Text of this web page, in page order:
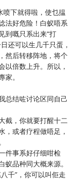
喷下就得啦，使乜揾
法好危险！白蚁唔系
到嘅只系出来“打
还可以生几千只蛋，
然后转移阵地，将个
以倍数上升。所以，
家。
总结咗讨论区同自己
截，你就要打醒十二
，或者疗程做唔足，
件事系好仔细咁检
品种同大概来源。
千”，你可以叫佢走